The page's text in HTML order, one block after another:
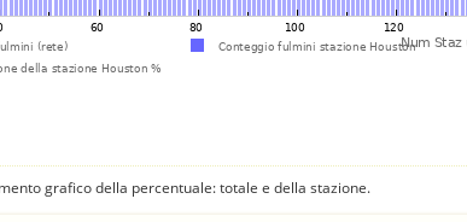
grafico della percentuale: totale e della stazione.